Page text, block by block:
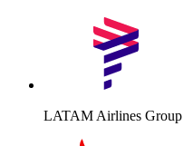
LATAM Airlines Group